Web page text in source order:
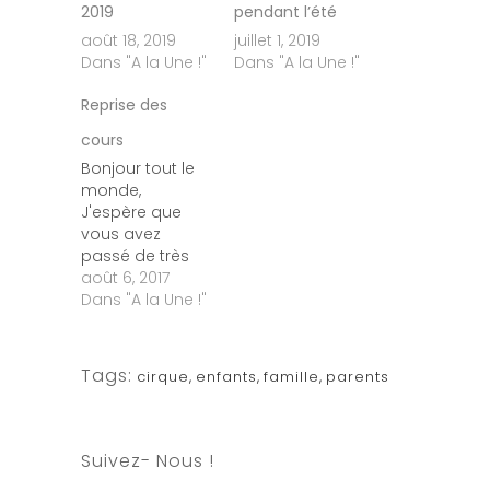
2019
août 18, 2019
Dans "A la Une !"
pendant l’été
juillet 1, 2019
Dans "A la Une !"
Reprise des
cours
Bonjour tout le
monde,
J'espère que
vous avez
passé de très
bonnes
vacances, ou
J'ai le plaisir de
vous annoncer
mois ci: -les
août 6, 2017
Dans "A la Une !"
Tags: cirque, enfants, famille, parents
Suivez- Nous !